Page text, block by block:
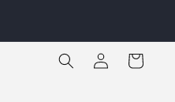
sesión
Carrito